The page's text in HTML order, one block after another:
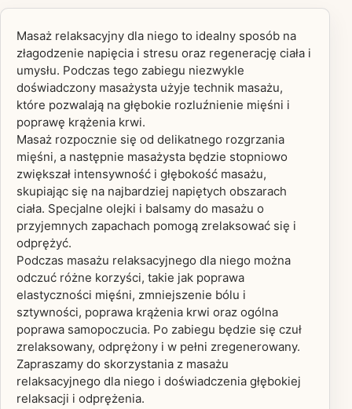
Masaż relaksacyjny dla niego to idealny sposób na
złagodzenie napięcia i stresu oraz regenerację ciała i
umysłu. Podczas tego zabiegu niezwykle
doświadczony masażysta użyje technik masażu,
które pozwalają na głębokie rozluźnienie mięśni i
poprawę krążenia krwi.
Masaż rozpocznie się od delikatnego rozgrzania
mięśni, a następnie masażysta będzie stopniowo
zwiększał intensywność i głębokość masażu,
skupiając się na najbardziej napiętych obszarach
ciała. Specjalne olejki i balsamy do masażu o
przyjemnych zapachach pomogą zrelaksować się i
odprężyć.
Podczas masażu relaksacyjnego dla niego można
odczuć różne korzyści, takie jak poprawa
elastyczności mięśni, zmniejszenie bólu i
sztywności, poprawa krążenia krwi oraz ogólna
poprawa samopoczucia. Po zabiegu będzie się czuł
zrelaksowany, odprężony i w pełni zregenerowany.
Zapraszamy do skorzystania z masażu
relaksacyjnego dla niego i doświadczenia głębokiej
relaksacji i odprężenia.